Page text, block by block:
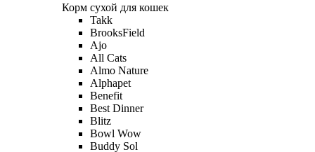
Корм сухой для кошек
Takk
BrooksField
Ajo
All Cats
Almo Nature
Alphapet
Benefit
Best Dinner
Blitz
Bowl Wow
Buddy Sol